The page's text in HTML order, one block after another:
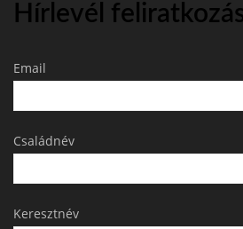
Hírlevél
Email
Családnév
Keresztnév